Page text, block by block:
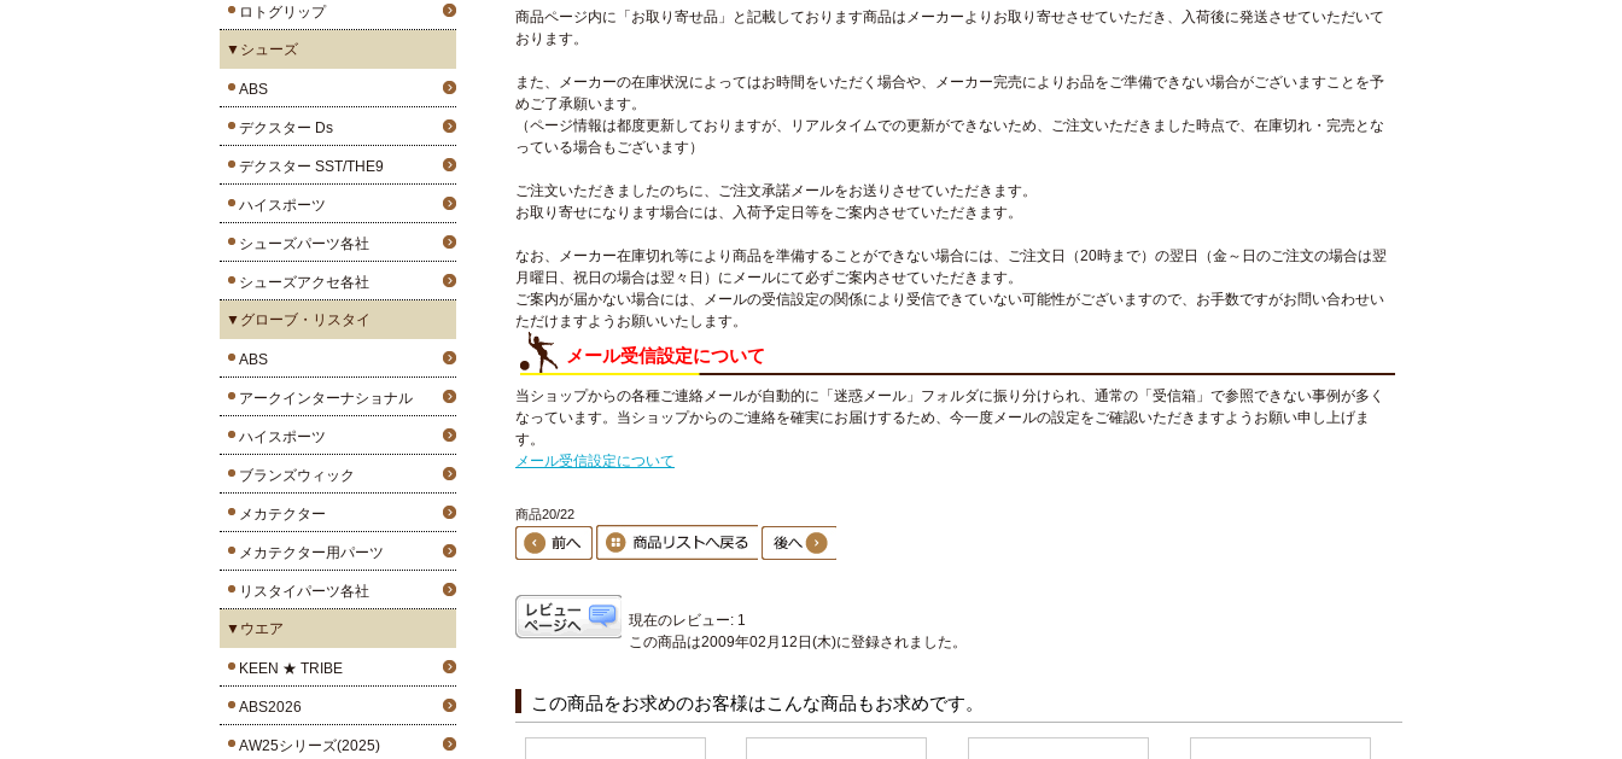
ロトグリップ
▼シューズ
ABS
デクスター Ds
デクスター SST/THE9
ハイスポーツ
シューズパーツ各社
シューズアクセ各社
▼グローブ・リスタイ
ABS
アークインターナショナル
ハイスポーツ
ブランズウィック
メカテクター
メカテクター用パーツ
リスタイパーツ各社
▼ウエア
KEEN ★ TRIBE
ABS2026
AW25シリーズ(2025)
商品ページ内に「お取り寄せ品」と記載しております商品はメーカーよりお取り寄せさせていただき、入荷後に発送させていただいて
おります。
また、メーカーの在庫状況によってはお時間をいただく場合や、メーカー完売によりお品をご準備できない場合がございますことを予
めご了承願います。
（ページ情報は都度更新しておりますが、リアルタイムでの更新ができないため、ご注文いただきました時点で、在庫切れ・完売とな
っている場合もございます）
ご注文いただきましたのちに、ご注文承諾メールをお送りさせていただきます。
お取り寄せになります場合には、入荷予定日等をご案内させていただきます。
なお、メーカー在庫切れ等により商品を準備することができない場合には、ご注文日（20時まで）の翌日（金～日のご注文の場合は翌
月曜日、祝日の場合は翌々日）にメールにて必ずご案内させていただきます。
ご案内が届かない場合には、メールの受信設定の関係により受信できていない可能性がございますので、お手数ですがお問い合わせい
ただけますようお願いいたします。
メール受信設定について
当ショップからの各種ご連絡メールが自動的に「迷惑メール」フォルダに振り分けられ、通常の「受信箱」で参照できない事例が多く
なっています。当ショップからのご連絡を確実にお届けするため、今一度メールの設定をご確認いただきますようお願い申し上げま
す。
メール受信設定について
商品20/22
現在のレビュー: 1
この商品は2009年02月12日(木)に登録されました。
この商品をお求めのお客様はこんな商品もお求めです。